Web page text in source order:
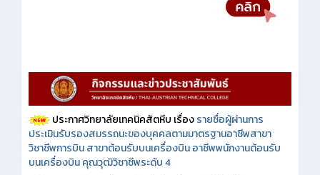
ประกาศวิทยาลัยเทคนิคสัตหีบ เรื่องรายชื่อผู้ผ่านการ
ประเมินรับรองสมรรถนะของบุคคลตามมาตรฐานอาชีพสาขา
วิชาชีพการบิน สาขาต้อนรับบนเครื่องบิน อาชีพพนักงานต้อนรับ
บนเครื่องบิน คุณวุฒิวิชาชีพระดับ 4